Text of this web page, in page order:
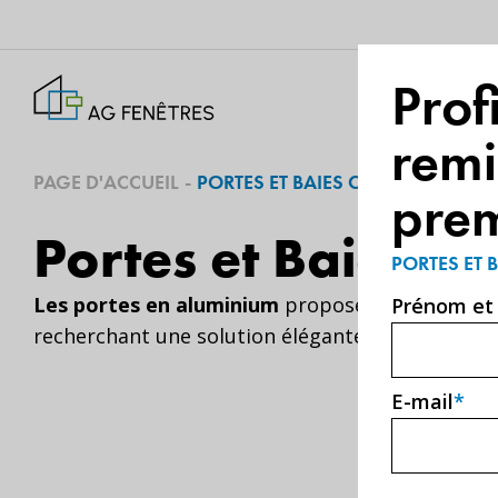
QUI
PAGE D'ACCUEIL - PORTES ET BAIES COULISSANTES
Portes et Baies
Les portes en aluminium proposées par
recherchant une solution élégante, durable et
PORTES ET
Prénom
E-mail*